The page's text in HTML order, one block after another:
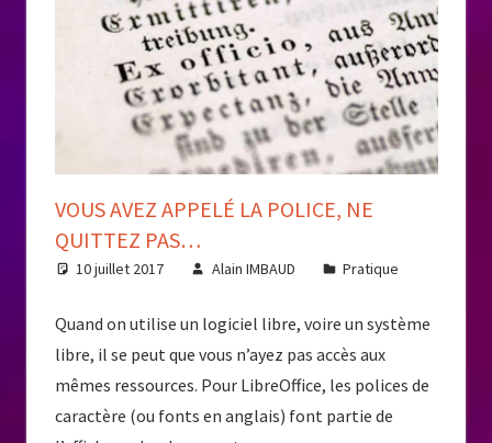
VOUS AVEZ APPELÉ LA POLICE, NE
QUITTEZ PAS…
10 juillet 2017 Alain IMBAUD Pratique
Quand on utilise un logiciel libre, voire un système
libre, il se peut que vous n’ayez pas accès aux
mêmes ressources. Pour LibreOffice, les polices de
caractère (ou fonts en anglais) font partie de